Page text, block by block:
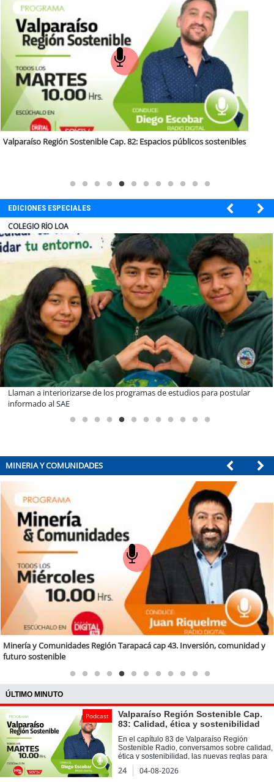
soypuertomontt
soychiloé
Valparaíso Región Sostenible Cap. 82: Espacios públicos sostenibles
EDICIONES ESPECIALES
COLEGIO RÍO LOA
Llaman a interiorizarse de los programas de estudios para postular
informado al SAE
MINERIA Y COMUNIDADES
Minería y Comunidades Región Tarapacá cap 43. Inversión, comunidad y
futuro sostenible
ÚLTIMO MINUTO
Podcast
Valparaíso Región Sostenible Cap.
83: Calidad, ética y sostenibilidad
En el capítulo 83 de Valparaíso Región
Sostenible Radio, conversamos sobre calidad,
ética y sostenibilidad, las nuevas reglas para
las organizaciones del futuro junto al doctor
Elías Bracho Cordero, director Académico del
24 04-08-2026